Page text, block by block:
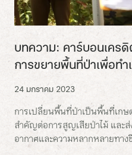
บทความ: คาร์บอนเคร
การขยายพื้นที่ป่าเพื่อทำ
24 มกราคม 2023
การเปลี่ยนพื้นที่ป่าเป็นพื้นที่เก
สำคัญต่อการสูญเสียป่าไม้ และ
อากาศและความหลากหลายทา